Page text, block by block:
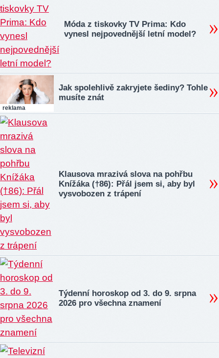
Móda z tiskovky TV Prima: Kdo
vynesl nejpovednější letní model?
reklama
Jak spolehlivě zakryjete šediny? Tohle
musíte znát
Klausova mrazivá slova na pohřbu
Knížáka (†86): Přál jsem si, aby byl
vysvobozen z trápení
Týdenní horoskop od 3. do 9. srpna
2026 pro všechna znamení